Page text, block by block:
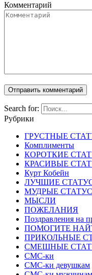
Комментарий
Search for:
Рубрики
ГРУСТНЫЕ
Комплименты
КОРОТКИЕ
КРАСИВЫЕ
Курт Кобейн
ЛУЧШИЕ
МУДРЫЕ
МЫСЛИ
ПОЖЕЛАНИЯ
Поздравления на
ПОМОГИТЕ
ПРИКОЛЬНЫЕ
СМЕШНЫЕ
СМС-ки
СМС-ки девушкам